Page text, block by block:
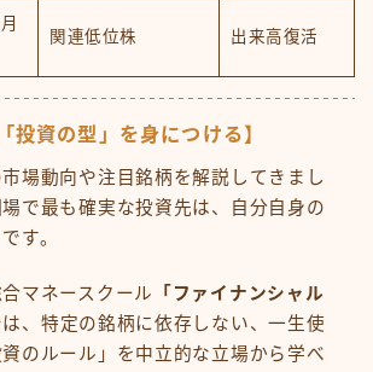
関連低位株 出来高復活
投資の型」を身につける】
場動向や注目銘柄を解説してきまし
で最も確実な投資先は、自分自身の
です。
マネースクール
「ファイナンシャル
は、特定の銘柄に依存しない、一生使
のルール」を中立的な立場から学べ